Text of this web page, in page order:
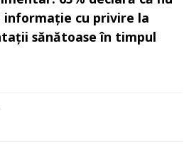
cu privire la
sănătoase în timpul